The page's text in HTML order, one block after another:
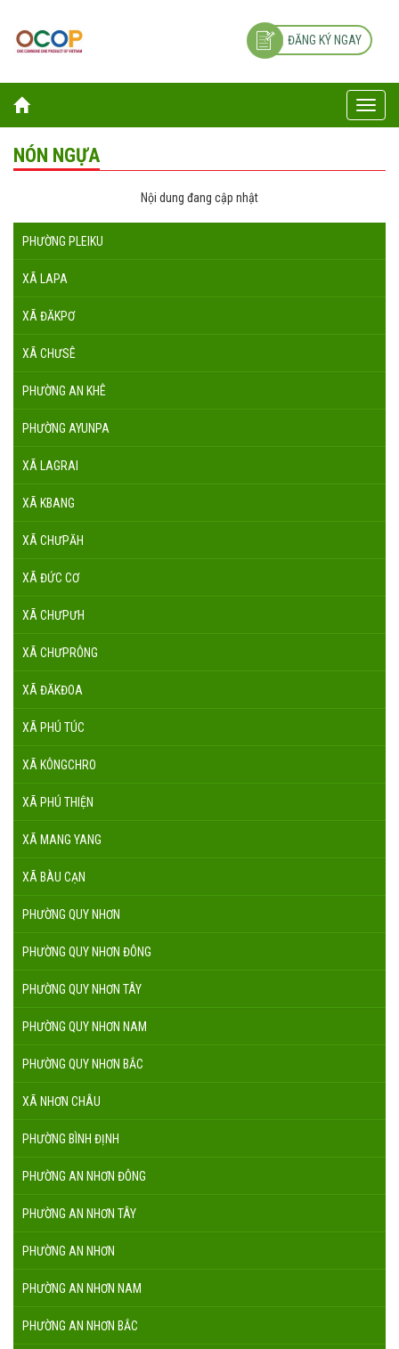
ĐĂNG KÝ NGAY
Toggle
NÓN NGỰA
Nội dung đang cập nhật
PHƯỜNG PLEIKU
XÃ LAPA
XÃ ĐĂKPƠ
XÃ CHƯSÊ
PHƯỜNG AN KHÊ
PHƯỜNG AYUNPA
XÃ LAGRAI
XÃ KBANG
XÃ CHƯPĂH
XÃ ĐỨC CƠ
XÃ CHƯPƯH
XÃ CHƯPRÔNG
XÃ ĐĂKĐOA
XÃ PHÚ TÚC
XÃ KÔNGCHRO
XÃ PHÚ THIỆN
XÃ MANG YANG
XÃ BÀU CẠN
PHƯỜNG QUY NHƠN
PHƯỜNG QUY NHƠN ĐÔNG
PHƯỜNG QUY NHƠN TÂY
PHƯỜNG QUY NHƠN NAM
PHƯỜNG QUY NHƠN BẮC
XÃ NHƠN CHÂU
PHƯỜNG BÌNH ĐỊNH
PHƯỜNG AN NHƠN ĐÔNG
PHƯỜNG AN NHƠN TÂY
PHƯỜNG AN NHƠN
PHƯỜNG AN NHƠN NAM
PHƯỜNG AN NHƠN BẮC